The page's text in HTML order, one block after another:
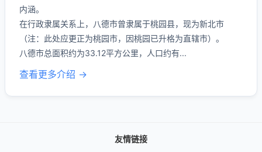
内涵。
在行政隶属关系上，八德市曾隶属于桃园县，现为新北市
（注：此处应更正为桃园市，因桃园已升格为直辖市）。
八德市总面积约为33.12平方公里，人口约有...
查看更多介绍 →
友情链接